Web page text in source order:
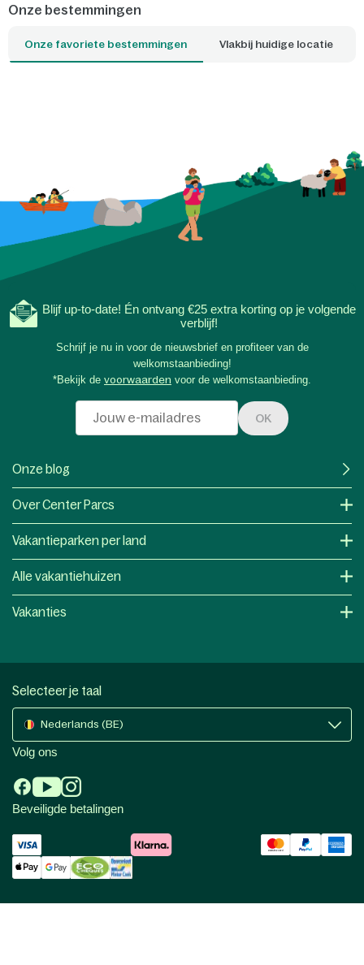
Onze bestemmingen
Onze favoriete bestemmingen Vlakbij huidige locatie
Blijf up-to-date! Én ontvang €25 extra korting op je volgende
verblijf!
Schrijf je nu in voor de nieuwsbrief en profiteer van de
welkomstaanbieding!
*Bekijk de voorwaarden voor de welkomstaanbieding.
OK
Onze blog
Over Center Parcs
Vakantieparken per land
Alle vakantiehuizen
Vakanties
Selecteer je taal
Nederlands (BE)
Volg ons
Beveiligde betalingen